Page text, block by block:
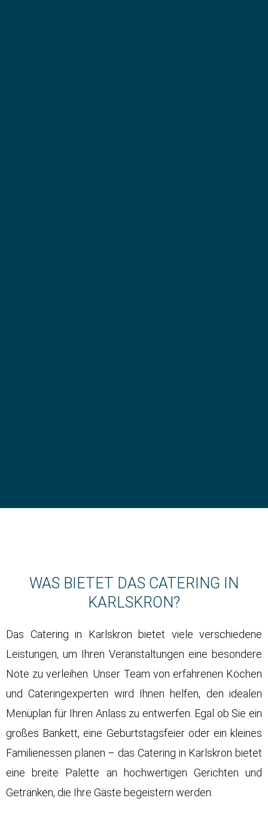
WAS BIETET DAS CATERING IN
KARLSKRON?
Das Catering in Karlskron bietet viele verschiedene
Leistungen, um Ihren Veranstaltungen eine besondere
Note zu verleihen. Unser Team von erfahrenen Köchen
und Cateringexperten wird Ihnen helfen, den idealen
Menüplan für Ihren Anlass zu entwerfen. Egal ob Sie ein
großes Bankett, eine Geburtstagsfeier oder ein kleines
Familienessen planen – das Catering in Karlskron bietet
eine breite Palette an hochwertigen Gerichten und
Getränken, die Ihre Gäste begeistern werden.